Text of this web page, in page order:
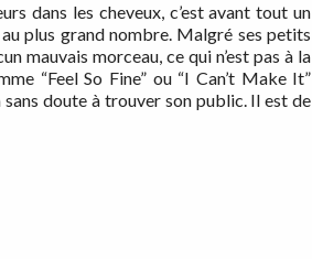
dans les cheveux, c’est avant tout un
plus grand nombre. Malgré ses petits
mauvais morceau, ce qui n’est pas à la
“Feel So Fine” ou “I Can’t Make It”
doute à trouver son public. Il est de